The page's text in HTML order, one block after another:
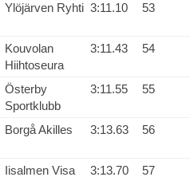
Ylöjärven Ryhti 3:11.10 53
Kouvolan
Hiihtoseura
3:11.43 54
Österby
Sportklubb
3:11.55 55
Borgå Akilles 3:13.63 56
Iisalmen Visa 3:13.70 57